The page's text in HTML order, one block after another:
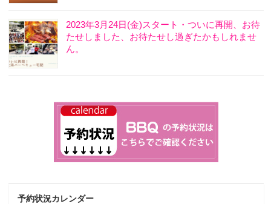
2023年3月24日(金)スタート・ついに再開、お待
たせしました、お待たせし過ぎたかもしれませ
ん。
予約状況カレンダー